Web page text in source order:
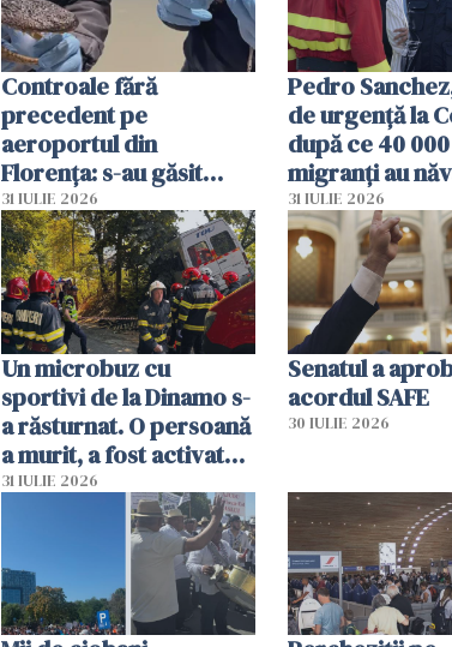
Controale fără
precedent pe
aeroportul din
Florența: s-au găsit
capete de aligator și o
sumă imensă de bani
31 IULIE 2026
Pedro
de urgență la
după ce 40
migranți au
teritoriul
mobiliza toate
resursele"
31 IULIE 2026
Un microbuz cu
sportivi de la Dinamo s-
a răsturnat. O persoană
a murit, a fost activat
planul roșu de
31 IULIE 2026
Senatul a
acordul SAFE
30 IULIE 2026